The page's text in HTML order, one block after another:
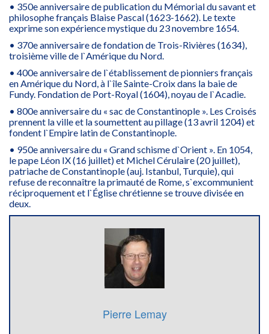
• 350e anniversaire de publication du Mémorial du savant et
philosophe français Blaise Pascal (1623-1662). Le texte
exprime son expérience mystique du 23 novembre 1654.
• 370e anniversaire de fondation de Trois-Rivières (1634),
troisième ville de l`Amérique du Nord.
• 400e anniversaire de l`établissement de pionniers français
en Amérique du Nord, à l`île Sainte-Croix dans la baie de
Fundy. Fondation de Port-Royal (1604), noyau de l`Acadie.
• 800e anniversaire du « sac de Constantinople ». Les Croisés
prennent la ville et la soumettent au pillage (13 avril 1204) et
fondent l`Empire latin de Constantinople.
• 950e anniversaire du « Grand schisme d`Orient ». En 1054,
le pape Léon IX (16 juillet) et Michel Cérulaire (20 juillet),
patriache de Constantinople (auj. Istanbul, Turquie), qui
refuse de reconnaître la primauté de Rome, s`excommunient
réciproquement et l`Église chrétienne se trouve divisée en
deux.
Pierre Lemay